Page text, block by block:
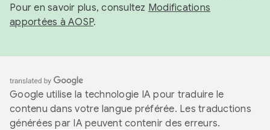
Pour en savoir plus, consultez Modifications
apportées à AOSP.
Google utilise la technologie IA pour traduire le
contenu dans votre langue préférée. Les traductions
générées par IA peuvent contenir des erreurs.